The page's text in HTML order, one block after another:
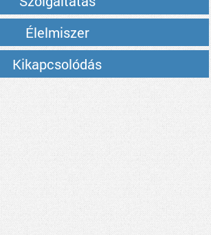
Élelmiszer
Kikapcsolódás